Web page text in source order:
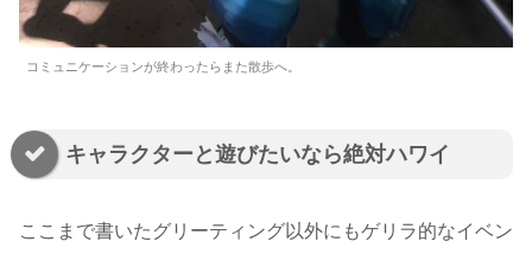
コミュニケーションが終わったらまた散歩へ。
キャラクターと遊びたいなら絶対ハワイ
ここまで書いたグリーティング以外にもゲリラ的なイベン